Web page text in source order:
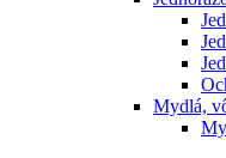
Mydlá,